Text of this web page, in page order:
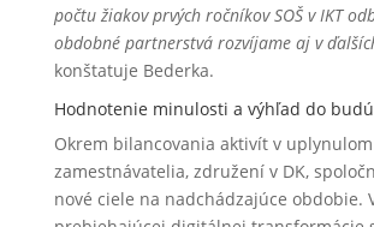
počtu žiakov prvých ročníkov SOŠ v IKT
obdobné partnerstvá rozvíjame aj v
konštatuje Bederka.
Hodnotenie minulosti a výhľad do
Okrem bilancovania aktivít v
zamestnávatelia, združení v DK,
nové ciele na nadchádzajúce obdobie.